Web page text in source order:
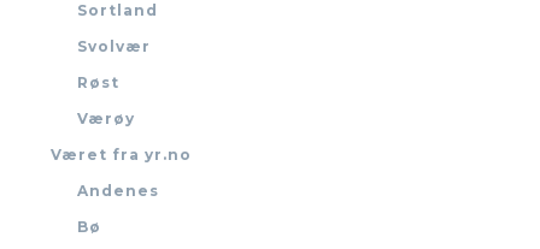
Sortland
Svolvær
Røst
Værøy
Været fra yr.no
Andenes
Bø